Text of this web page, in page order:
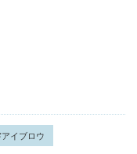
アイブロウ